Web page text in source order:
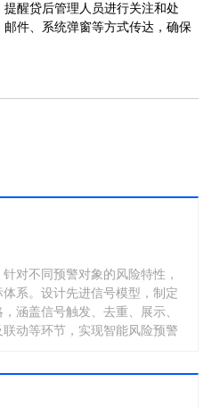
醒贷后管理人员进行关注和处
件、系统弹窗等方式传达，确保
对不同预警对象的风险特性，
系。设计先进信号模型，制定
涵盖信号触发、去重、展示、
动等环节，实现智能风险预警